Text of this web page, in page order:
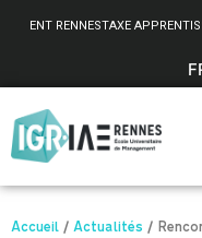
ENT RENNESTAXE
Accueil / Actualités /